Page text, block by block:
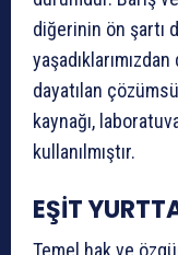
diğerinin ön şartı
dayatılan
kaynağı,
kullanılmıştır.
EŞİT
Temel hak ve